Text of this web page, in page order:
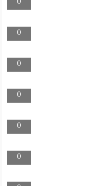
0
0
0
0
0